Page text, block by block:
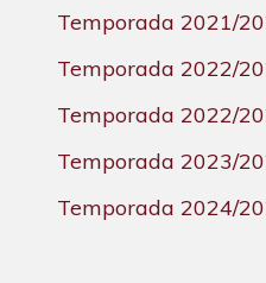
Temporada 2021/
Temporada 2022/
Temporada 2022/
Temporada 2023/
Temporada 2024/